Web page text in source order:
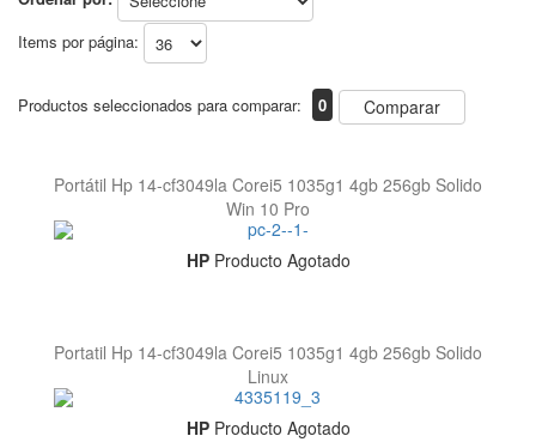
Items por página:
Productos seleccionados para comparar: 0 Comparar
Portátil Hp 14-cf3049la Corei5 1035g1 4gb 256gb Solido
Win 10 Pro
HP Producto Agotado
Portatil Hp 14-cf3049la Corei5 1035g1 4gb 256gb Solido
Linux
HP Producto Agotado